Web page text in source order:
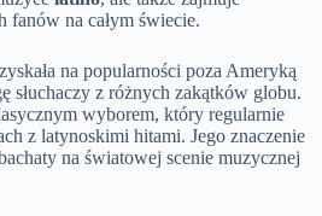
fanów na całym świecie.
na popularności poza Ameryką
słuchaczy z różnych zakątków globu.
wyborem, który regularnie
z latynoskimi hitami. Jego znaczenie
na światowej scenie muzycznej